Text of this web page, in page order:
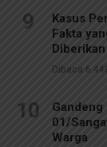
9
Kasus
Fakta
Dibaca
10
01/
Warga